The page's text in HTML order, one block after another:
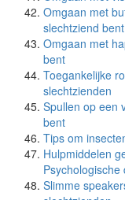
Omgaan met
slechtziend bent
Omgaan met
bent
Toegankelijke
slechtzienden
Spullen op een
bent
Tips om
Hulpmiddelen
Slimme